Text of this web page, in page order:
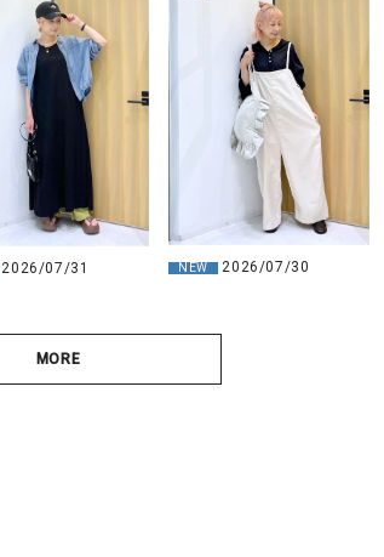
2026/07/31 NEW 2026/07/30
MORE